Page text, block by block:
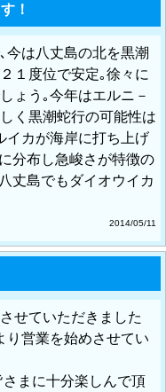
！
今は八丈島の北を黒潮
１度位で安定｡徐々に
ょう｡今年はエルニ－
く黒潮蛇行の可能性は
イカが海岸に打ち上げ
分布し急峻さが特徴の
丈島でもダイオウイカ
2014/05/11
せていただきました
り営業を始めさせてい
まに十分楽しんで頂